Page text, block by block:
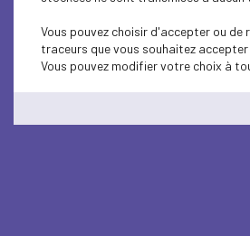
Vous pouvez choisir d'accepter ou
traceurs que vous souhaitez
Vous pouvez modifier votre choix à